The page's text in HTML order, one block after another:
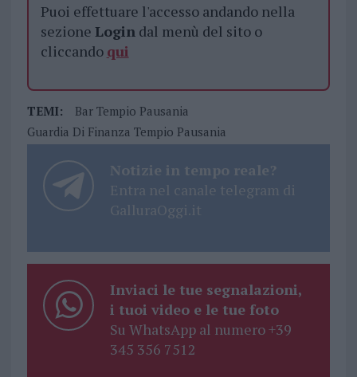
Puoi effettuare l'accesso andando nella
sezione Login dal menù del sito o
cliccando qui
TEMI:
Bar Tempio Pausania
Guardia Di Finanza Tempio Pausania
Notizie in tempo reale?
Entra nel canale telegram di
GalluraOggi.it
Inviaci le tue segnalazioni,
i tuoi video e le tue foto
Su WhatsApp al numero +39
345 356 7512